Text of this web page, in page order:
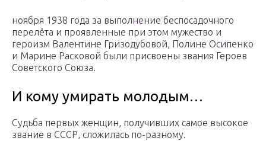
ноября 1938 года за выполнение беспосадочного
перелёта и проявленные при этом мужество и
героизм Валентине Гризодубовой, Полине Осипенко
и Марине Расковой были присвоены звания Героев
Советского Союза.
И кому умирать молодым…
Судьба первых женщин, получивших самое высокое
звание в СССР, сложилась по-разному.